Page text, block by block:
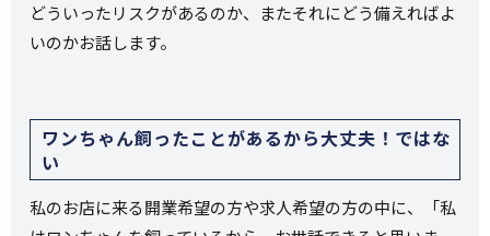
どういったリスクがあるのか、またそれにどう備えればよ
いのかお話します。
ワンちゃん飼ったことがあるから大丈夫！ではな
い
私のお店に来る開業希望の方や求人希望の方の中に、「私